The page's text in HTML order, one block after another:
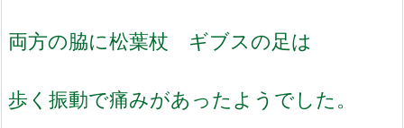
両方の脇に松葉杖 ギブスの足は
歩く振動で痛みがあったようでした。